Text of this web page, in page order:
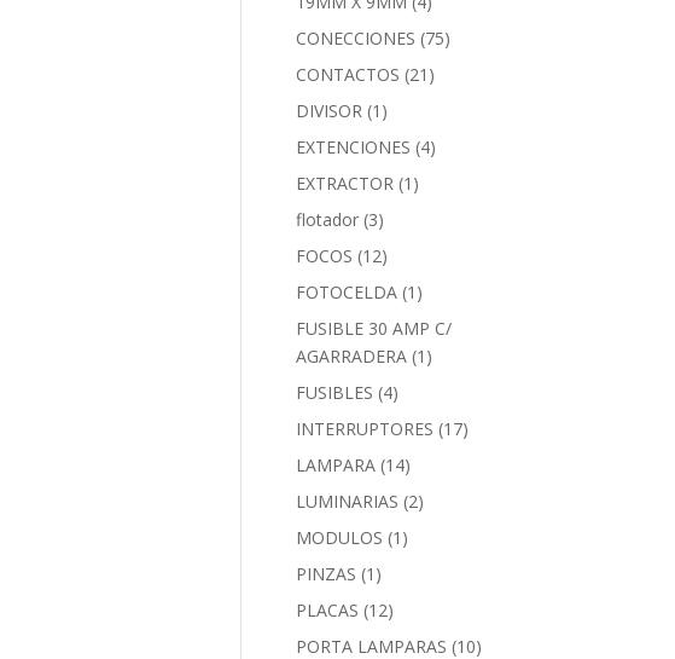
CONECCIONES (75)
CONTACTOS (21)
DIVISOR (1)
EXTENCIONES (4)
EXTRACTOR (1)
flotador (3)
FOCOS (12)
FOTOCELDA (1)
FUSIBLE 30 AMP C/
AGARRADERA (1)
FUSIBLES (4)
INTERRUPTORES (17)
LAMPARA (14)
LUMINARIAS (2)
MODULOS (1)
PINZAS (1)
PLACAS (12)
PORTA LAMPARAS (10)